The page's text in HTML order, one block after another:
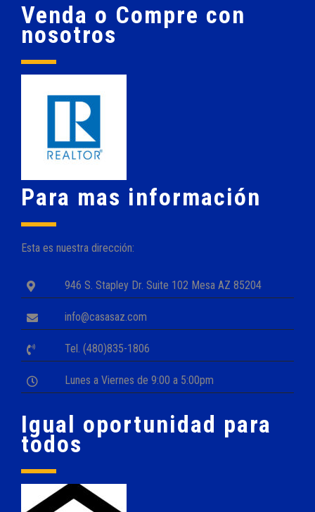
Venda o Compre con
nosotros
Para mas información
Esta es nuestra dirección:
946 S. Stapley Dr. Suite 102 Mesa AZ 85204
info@casasaz.com
Tel. (480)835-1806
Lunes a Viernes de 9:00 a 5:00pm
Igual oportunidad para
todos